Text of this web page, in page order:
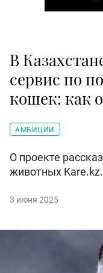
В
сервис по
кошек: как
АМБИЦИИ
О проекте
животных Kare.kz.
3 июня 2025